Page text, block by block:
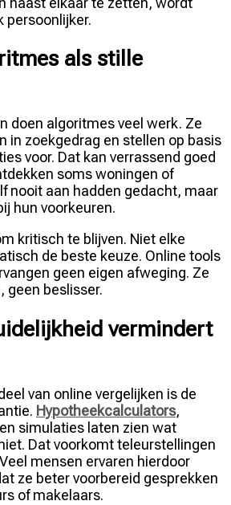
persoonlijker.
als stille
doen algoritmes veel werk. Ze
in zoekgedrag en stellen op basis
voor. Dat kan verrassend goed
soms woningen of
nooit aan hadden gedacht, maar
hun voorkeuren.
kritisch te blijven. Niet elke
de beste keuze. Online tools
geen eigen afweging. Ze
geen beslisser.
vermindert
van online vergelijken is de
Hypotheekcalculators,
simulaties laten zien wat
Dat voorkomt teleurstellingen
mensen ervaren hierdoor
ze beter voorbereid gesprekken
of makelaars.